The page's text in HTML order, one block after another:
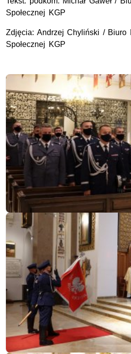
Społecznej KGP
Zdjęcia: Andrzej Chyliński / Biuro
Społecznej KGP